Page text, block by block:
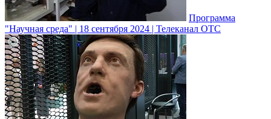
Программа
"Научная среда" | 18 сентября 2024 | Телеканал ОТС